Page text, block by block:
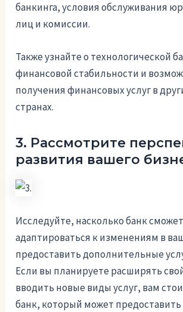
банкинга, условия обслуживания
лиц и комиссии.
Также узнайте о технологической
финансовой стабильности и
получения финансовых услуг в
странах.
3. Рассмотрите
развития вашего
Исследуйте, насколько банк сможет
адаптироваться к изменениям в
предоставить дополнительные
Если вы планируете расширять
вводить новые виды услуг, вам
банк, который может